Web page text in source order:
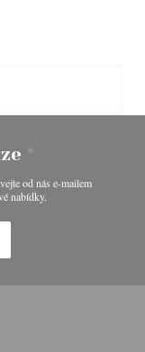
*
od nás e-mailem
nabídky.